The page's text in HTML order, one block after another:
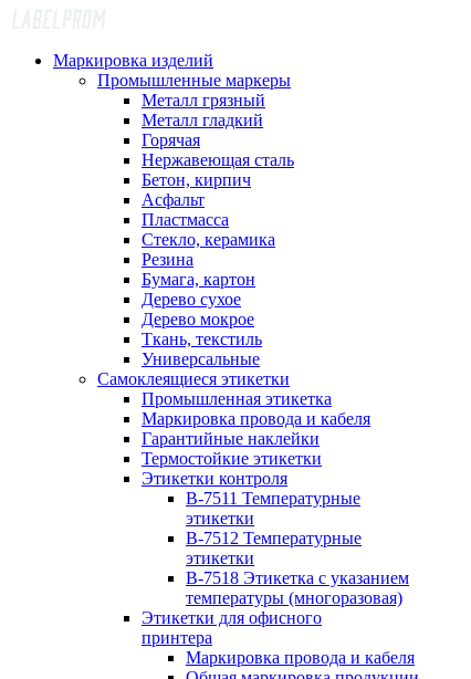
Маркировка изделий
Промышленные маркеры
Металл грязный
Металл гладкий
Горячая
Нержавеющая сталь
Бетон, кирпич
Асфальт
Пластмасса
Стекло, керамика
Резина
Бумага, картон
Дерево сухое
Дерево мокрое
Ткань, текстиль
Универсальные
Самоклеящиеся этикетки
Промышленная этикетка
Маркировка провода и кабеля
Гарантийные наклейки
Термостойкие этикетки
Этикетки контроля
B-7511 Температурные
этикетки
B-7512 Температурные
этикетки
B-7518 Этикетка с указанием
температуры (многоразовая)
Этикетки для офисного
принтера
Маркировка провода и кабеля